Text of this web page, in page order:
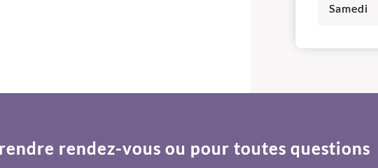
Samedi
rendez-vous ou pour toutes questions